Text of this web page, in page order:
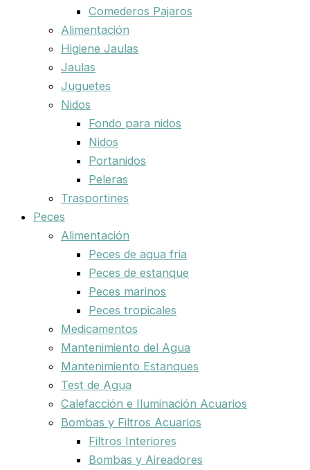
Comederos Pajaros
Alimentación
Higiene Jaulas
Jaulas
Juguetes
Nidos
Fondo para nidos
Nidos
Portanidos
Peleras
Trasportines
Peces
Alimentación
Peces de agua fria
Peces de estanque
Peces marinos
Peces tropicales
Medicamentos
Mantenimiento del Agua
Mantenimiento Estanques
Test de Agua
Calefacción e Iluminación Acuarios
Bombas y Filtros Acuarios
Filtros Interiores
Bombas y Aireadores